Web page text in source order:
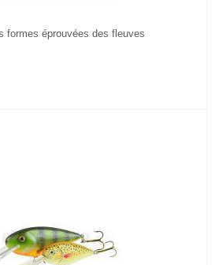
formes éprouvées des fleuves